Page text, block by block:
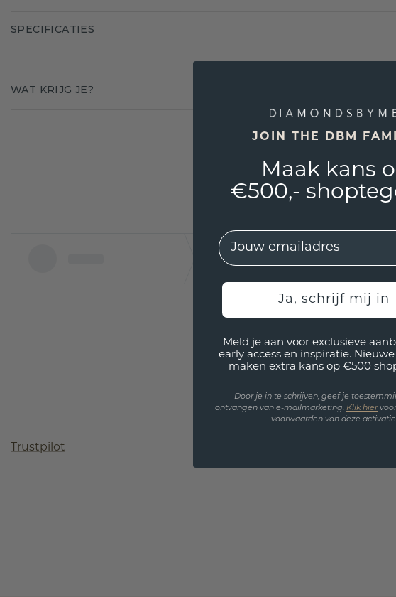
SPECIFICATIES
WAT KRIJG JE?
Trustpilot
JOIN THE DBM
Maak kans
€500,-
EMail
Ja, schrijf mij in
Meld je aan voor exclusieve
early access en inspiratie.
maken extra kans op €500
Door je in te schrijven, geef je
ontvangen van e-mailmarketing. Klik hier
voorwaarden van deze activatie